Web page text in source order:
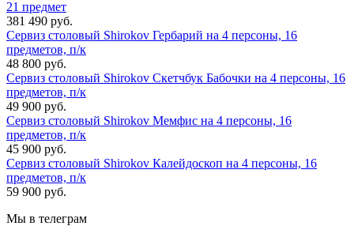
21 предмет
381 490 руб.
Сервиз столовый Shirokov Гербарий на 4 персоны, 16
предметов, п/к
48 800 руб.
Сервиз столовый Shirokov Скетчбук Бабочки на 4 персоны, 16
предметов, п/к
49 900 руб.
Сервиз столовый Shirokov Мемфис на 4 персоны, 16
предметов, п/к
45 900 руб.
Сервиз столовый Shirokov Калейдоскоп на 4 персоны, 16
предметов, п/к
59 900 руб.
Мы в телеграм